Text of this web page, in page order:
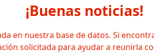
¡Buenas noticias!
en nuestra base de datos. Si
solicitada para ayudar a reunirla